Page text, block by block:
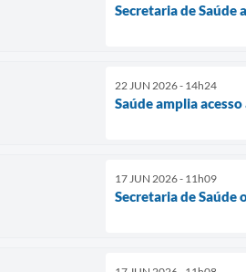
Secretaria de Saúde
22 JUN 2026 - 14h24
Saúde amplia
17 JUN 2026 - 11h09
Secretaria de Saúde